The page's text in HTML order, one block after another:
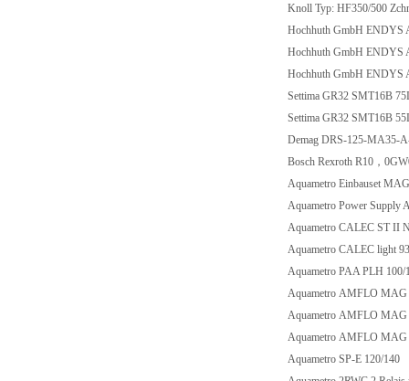
Knoll Typ: HF350/500
Hochhuth GmbH ENDYS
Hochhuth GmbH ENDYS
Hochhuth GmbH ENDYS
Settima GR32 SMT16B
Settima GR32 SMT16B
Demag DRS-125-MA35-
Bosch Rexroth R10，
Aquametro Einbauset
Aquametro Power
Aquametro CALEC ST II
Aquametro CALEC light
Aquametro PAA PLH
Aquametro AMFLO
Aquametro AMFLO
Aquametro AMFLO
Aquametro SP-E 120/140